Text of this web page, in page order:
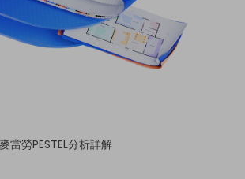
麥當勞PESTEL分析詳解